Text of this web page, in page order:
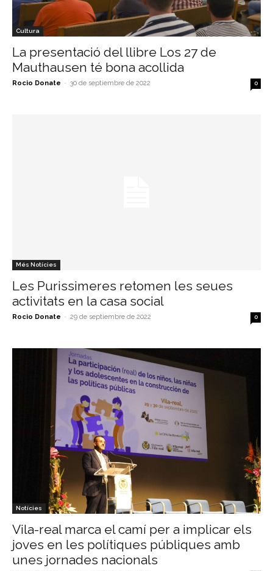
Cultura
La presentació del llibre Los 27 de
Mauthausen té bona acollida
Rocio Donate - 30 de septiembre de 2022 0
Més Notícies
Les Purissimeres retomen les seues
activitats en la casa social
Rocio Donate - 29 de septiembre de 2022 0
Notícies
Vila-real marca el camí per a implicar els
joves en les polítiques públiques amb
unes jornades nacionals